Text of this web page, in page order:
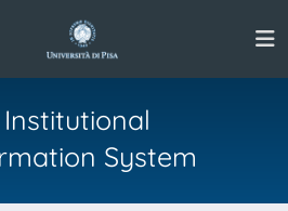
Institutional
System